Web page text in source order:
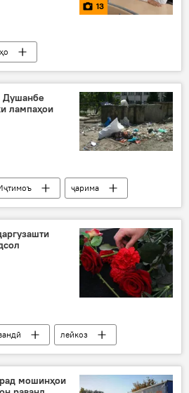
13
Душанбе
лампаҳои
ҷарима
лампаҳои каммасраф
лейкоз
мошинҳои